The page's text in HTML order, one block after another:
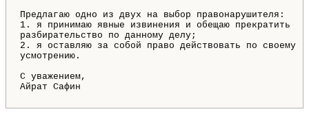
Предлагаю одно из двух на выбор правонарушителя:
1. я принимаю явные извинения и обещаю прекратить
разбирательство по данному делу;
2. я оставляю за собой право действовать по своему
усмотрению.
С уважением,
Айрат Сафин